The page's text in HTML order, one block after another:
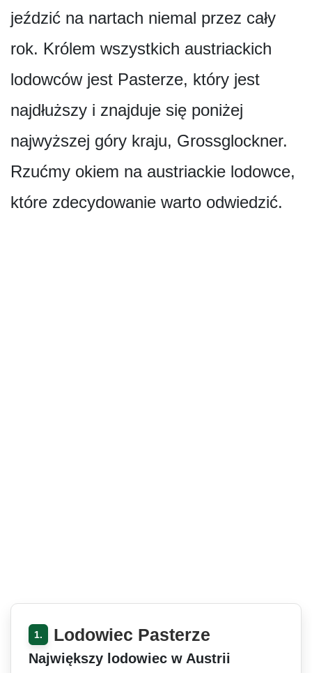
jeździć na nartach niemal przez cały
rok. Królem wszystkich austriackich
lodowców jest Pasterze, który jest
najdłuższy i znajduje się poniżej
najwyższej góry kraju, Grossglockner.
Rzućmy okiem na austriackie lodowce,
które zdecydowanie warto odwiedzić.
1. Lodowiec Pasterze
Największy lodowiec w Austrii